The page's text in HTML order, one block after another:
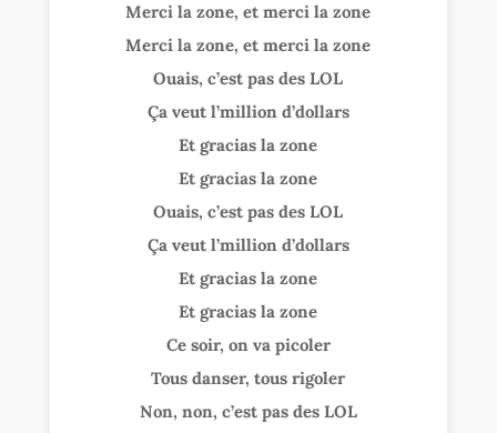
Merci la zone, et merci la zone
Merci la zone, et merci la zone
Ouais, c’est pas des LOL
Ça veut l’million d’dollars
Et gracias la zone
Et gracias la zone
Ouais, c’est pas des LOL
Ça veut l’million d’dollars
Et gracias la zone
Et gracias la zone
Ce soir, on va picoler
Tous danser, tous rigoler
Non, non, c’est pas des LOL